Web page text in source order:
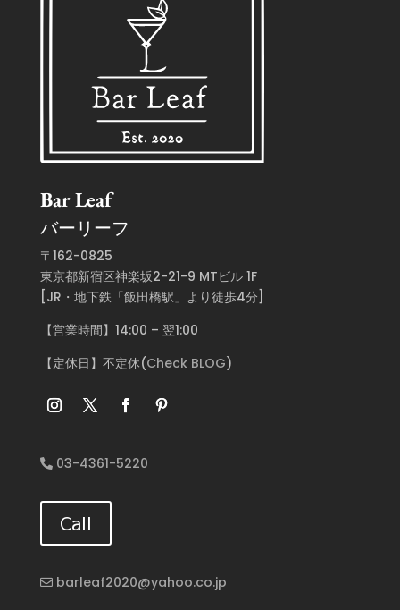
Bar Leaf
バーリーフ
〒162-0825
東京都新宿区神楽坂2-21-9 MTビル 1F
[JR・地下鉄「飯田橋駅」より徒歩4分]
【営業時間】14:00 – 翌1:00
【定休日】不定休(Check BLOG)
03-4361-5220
Call
barleaf2020@yahoo.co.jp